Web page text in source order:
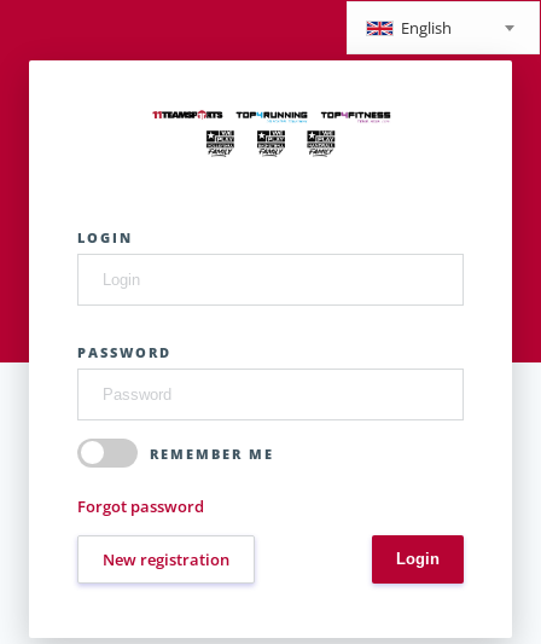
English
LOGIN
PASSWORD
REMEMBER ME
Forgot password
New registration